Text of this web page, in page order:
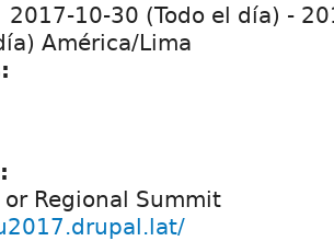
2017-10-30 (Todo el día) -
América/Lima
Regional Summit